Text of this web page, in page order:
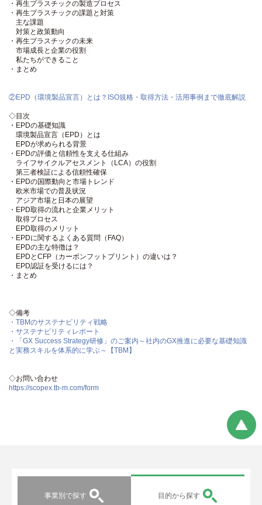
・再生プラスチックの製造プロセス
・再生プラスチックの課題と対策
主な課題
対策と政策動向
・再生プラスチックの未来
市場成長と企業の役割
私たちができること
・まとめ
②EPD（環境製品宣言）とは？ISO規格・取得方法・活用事例まで徹底解説
◇目次
・EPDの基礎知識
環境製品宣言（EPD）とは
EPDが求められる背景
・EPDの評価と信頼性を支える仕組み
ライフサイクルアセスメント（LCA）の役割
第三者検証による信頼性確保
・EPDの国際動向と市場トレンド
欧米市場での普及状況
アジア市場と日本の展望
・EPD取得の流れと企業メリット
取得プロセス
EPD取得のメリット
・EPDに関するよくある質問（FAQ）
EPDの主な特徴は？
EPDとCFP（カーボンフットプリント）の違いは？
EPD認証を受けるには？
・まとめ
◇備考
・TBMのサステナビリティ戦略
・サステナビリティレポート
・「GX Success Strategy研修」のご案内～社内のGX推進に必要な基礎知識
と実務スキルを体系的に学ぶ～【TBM】
◇お問い合わせ
https://scopex.tb-m.com/form
事業別で探す 目的から探す